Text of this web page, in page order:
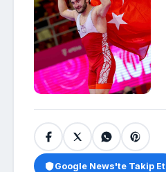
Google News'te Takip Et